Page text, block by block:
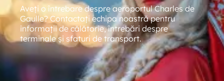
Aveți o întrebare despre aeroportul Charles de
Gaulle? Contactați echipa noastră pentru
informații de călătorie, întrebări despre
terminale și sfaturi de transport.